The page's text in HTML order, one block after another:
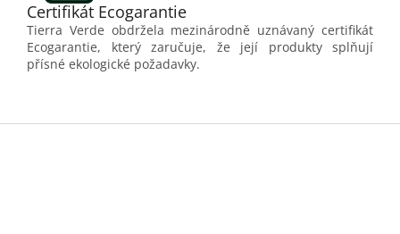
Certifikát Ecogarantie
Tierra Verde obdržela mezinárodně uznávaný certifikát
Ecogarantie, který zaručuje, že její produkty splňují
přísné ekologické požadavky.
Z